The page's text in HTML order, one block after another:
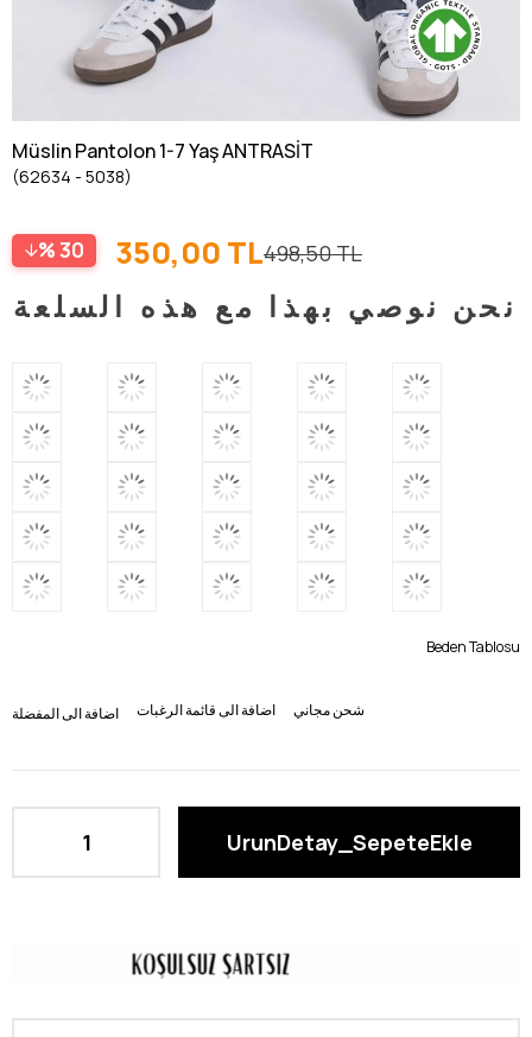
Müslin Pantolon 1-7 Yaş ANTRASİT
(62634 - 5038)
30 498,50 TL
350,00 TL
نحن نوصي بهذا مع هذه السلعة
Beden Tablosu
اضافة الى المفضلة اضافة الى قائمة الرغبات شحن مجاني